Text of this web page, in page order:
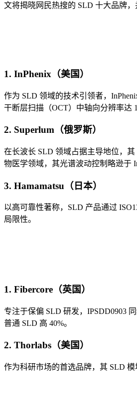
文将揭晓网民热搜的 SLD 十大品牌，
1. InPhenix（美国）
作为 SLD 领域的技术引领者，
干断层扫描（OCT）中轴向分辨率达
2. Superlum（俄罗斯）
在长波长 SLD 领域占据主导地位，
物医学领域，其光谱波动控制略逊于
3. Hamamatsu（日本）
以高可靠性著称，SLD 产品通过
局限性。
1. Fibercore（英国）
专注于保偏 SLD 研发，IPSDD0903
普通 SLD 高 40%。
2. Thorlabs（美国）
作为科研市场的首选品牌，其 SLD